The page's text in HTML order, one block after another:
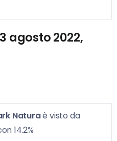
agosto 2022,
Naturaè visto da
14.2%